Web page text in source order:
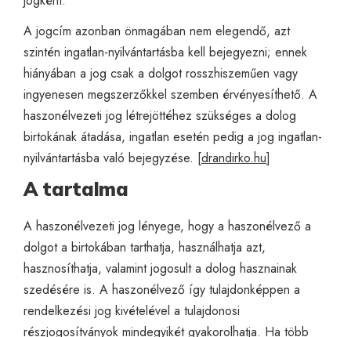
A jogcím azonban önmagában nem elegendő, azt
szintén ingatlan-nyilvántartásba kell bejegyezni; ennek
hiányában a jog csak a dolgot rosszhiszeműen vagy
ingyenesen megszerzőkkel szemben érvényesíthető. A
haszonélvezeti jog létrejöttéhez szükséges a dolog
birtokának átadása, ingatlan esetén pedig a jog ingatlan-
nyilvántartásba való bejegyzése. [drandirko.hu]
A tartalma
A haszonélvezeti jog lényege, hogy a haszonélvező a
dolgot a birtokában tarthatja, használhatja azt,
hasznosíthatja, valamint jogosult a dolog hasznainak
szedésére is. A haszonélvező így tulajdonképpen a
rendelkezési jog kivételével a tulajdonosi
részjogosítványok mindegyikét gyakorolhatja. Ha több